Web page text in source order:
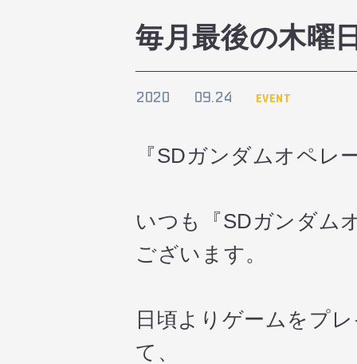
毎月最後の木曜
2020 09.24 EVENT
『SDガンダムオペレ
いつも『SDガンダム
ございます。
日頃よりゲームをプ
て、